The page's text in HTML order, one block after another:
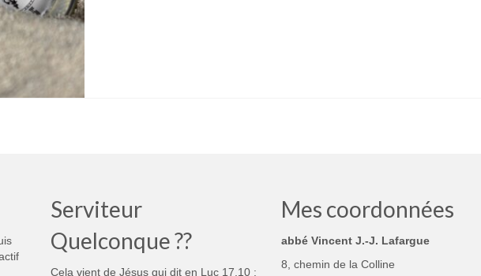
Serviteur
Quelconque ??
Cela vient de Jésus qui dit en Luc 17,10 :
Mes coordonnées
abbé Vincent J.-J. Lafargue
8, chemin de la Colline